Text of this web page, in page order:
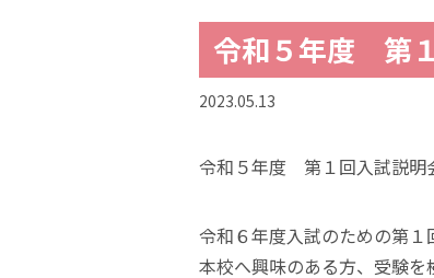
令和５年度 第
2023.05.13
令和５年度 第１回入試説明
令和６年度入試のための第１
本校へ興味のある方、受験を